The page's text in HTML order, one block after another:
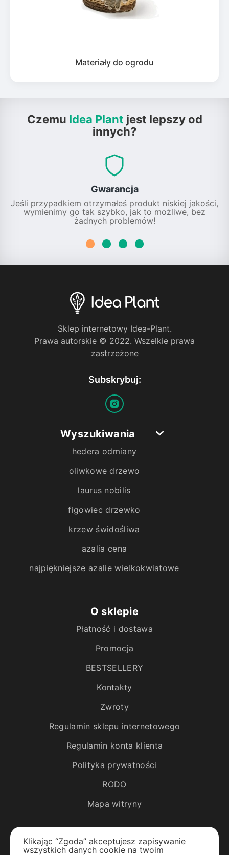
Materiały do ogrodu
Czemu Idea Plant jest lepszy od
innych?
Gwarancja
Jeśli przypadkiem otrzymałeś produkt niskiej jakości,
wymienimy go tak szybko, jak to możliwe, bez
żadnych problemów!
Sklep internetowy Idea-Plant.
Prawa autorskie © 2022. Wszelkie prawa
zastrzeżone
Subskrybuj:
Wyszukiwania
hedera odmiany
oliwkowe drzewo
laurus nobilis
figowiec drzewko
krzew świdośliwa
azalia cena
najpiękniejsze azalie wielkokwiatowe
O sklepie
Płatność i dostawa
Promocja
BESTSELLERY
Kontakty
Zwroty
Regulamin sklepu internetowego
Regulamin konta klienta
Polityka prywatności
RODO
Mapa witryny
Katalog
Klikając “Zgoda” akceptujesz zapisywanie
wszystkich danych cookie na twoim